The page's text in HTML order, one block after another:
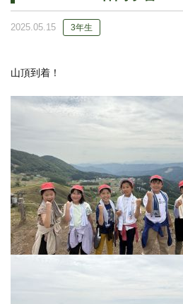
2025.05.15 3年生
山頂到着！